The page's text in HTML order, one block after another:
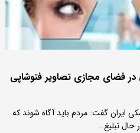
در فضای مجازی تصاویر فتوشاپی
ایران گفت: مردم باید آگاه شوند که
حال تبلیغ…